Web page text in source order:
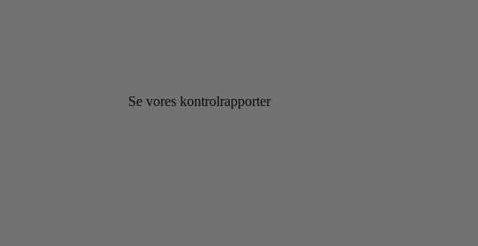
Se vores kontrolrapporter